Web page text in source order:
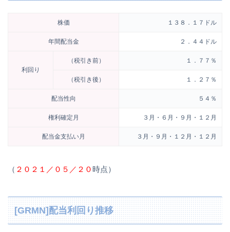
株価 １３８．１７ドル
年間配当金 ２．４４ドル
利回り
（税引き前） １．７７％
（税引き後） １．２７％
配当性向 ５４％
権利確定月 ３月・６月・９月・１２月
配当金支払い月 ３月・９月・１２月・１２月
（ ２０２１／０５／２０時点）
[GRMN]配当利回り推移